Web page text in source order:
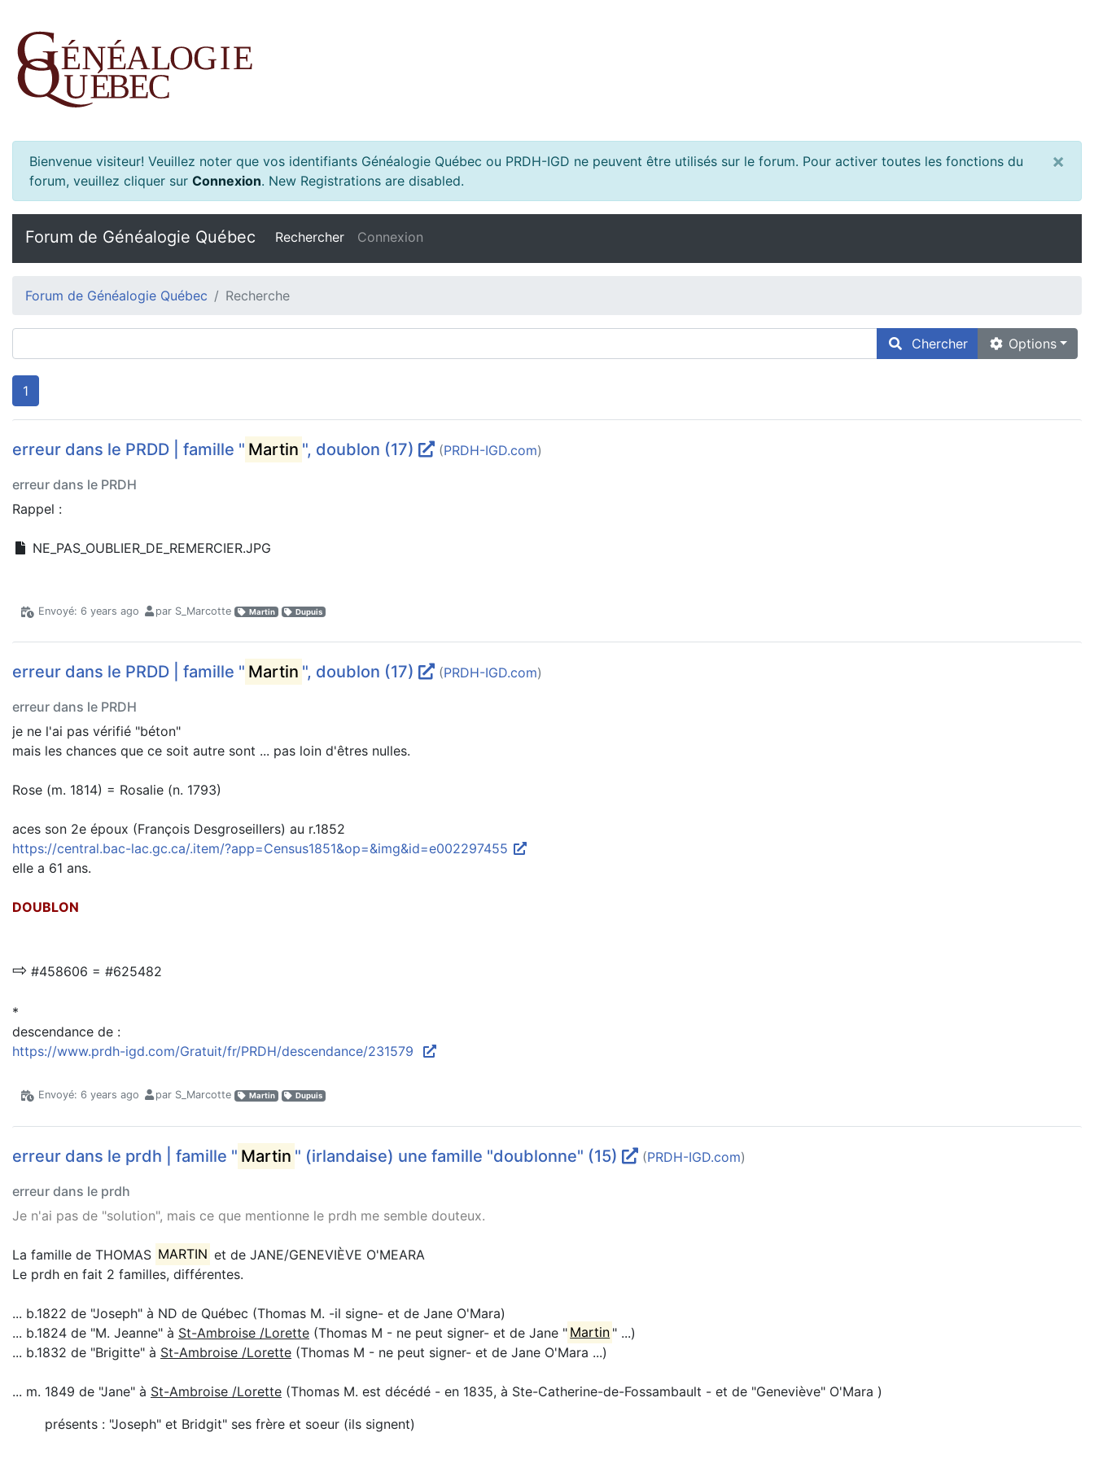
Bienvenue visiteur! Veuillez noter que vos identifiants Généalogie Québec ou PRDH-IGD ne peuvent être utilisés sur le forum. Pour activer toutes les fonctions du
forum, veuillez cliquer sur Connexion. New Registrations are disabled.
×
Forum de Généalogie Québec Rechercher Connexion
Forum de Généalogie Québec Recherche
Chercher Options
1
erreur dans le PRDD | famille " Martin ", doublon (17) (PRDH-IGD.com)
erreur dans le PRDH
Rappel :
NE_PAS_OUBLIER_DE_REMERCIER.JPG
Envoyé: 6 years ago par S_Marcotte Martin Dupuis
erreur dans le PRDD | famille " Martin ", doublon (17) (PRDH-IGD.com)
erreur dans le PRDH
je ne l'ai pas vérifié "béton"
mais les chances que ce soit autre sont ... pas loin d'êtres nulles.
Rose (m. 1814) = Rosalie (n. 1793)
aces son 2e époux (François Desgroseillers) au r.1852
https://central.bac-lac.gc.ca/.item/?app=Census1851&op=&img&id=e002297455
elle a 61 ans.
DOUBLON
⇨ #458606 = #625482
*
descendance de :
https://www.prdh-igd.com/Gratuit/fr/PRDH/descendance/231579
Envoyé: 6 years ago par S_Marcotte Martin Dupuis
erreur dans le prdh | famille " Martin " (irlandaise) une famille "doublonne" (15) (PRDH-IGD.com)
erreur dans le prdh
Je n'ai pas de "solution", mais ce que mentionne le prdh me semble douteux.
La famille de THOMAS MARTIN et de JANE/GENEVIÈVE O'MEARA
Le prdh en fait 2 familles, différentes.
... b.1822 de "Joseph" à ND de Québec (Thomas M. -il signe- et de Jane O'Mara)
... b.1824 de "M. Jeanne" à St-Ambroise /Lorette (Thomas M - ne peut signer- et de Jane " Martin " ...)
... b.1832 de "Brigitte" à St-Ambroise /Lorette (Thomas M - ne peut signer- et de Jane O'Mara ...)
... m. 1849 de "Jane" à St-Ambroise /Lorette (Thomas M. est décédé - en 1835, à Ste-Catherine-de-Fossambault - et de "Geneviève" O'Mara )
présents : "Joseph" et Bridgit" ses frère et soeur (ils signent)